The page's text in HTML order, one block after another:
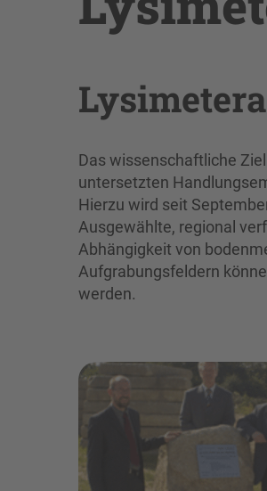
Das wissenschaftliche
untersetzten
Hierzu wird seit
Ausgewählte, regional
Abhängigkeit von
Aufgrabungsfeldern
werden.